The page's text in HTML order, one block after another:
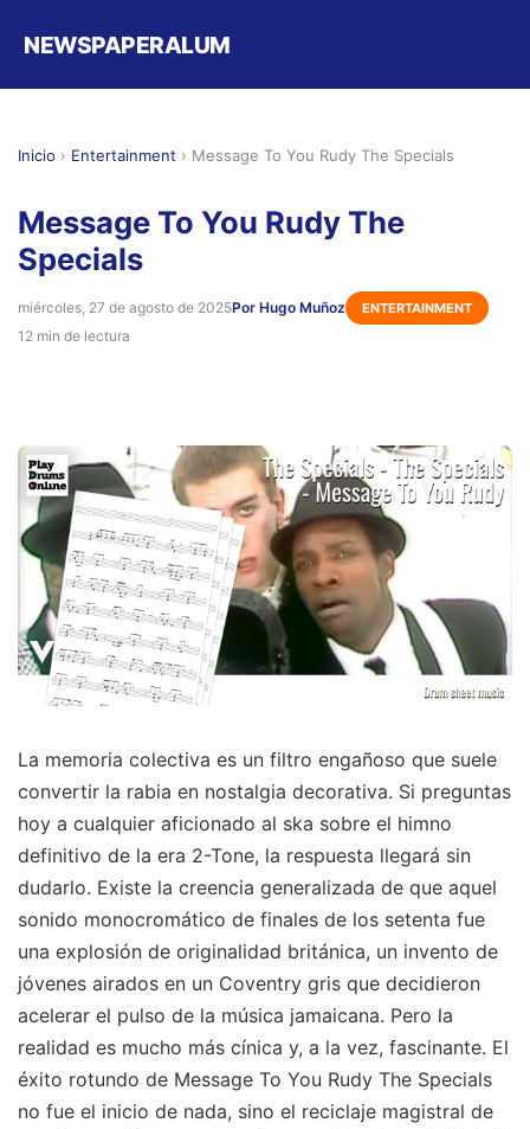
NEWSPAPERALUM
Inicio › Entertainment › Message To You Rudy The Specials
Message To You Rudy The
Specials
miércoles, 27 de agosto de 2025Por Hugo Muñoz ENTERTAINMENT
12 min de lectura
La memoria colectiva es un filtro engañoso que suele
convertir la rabia en nostalgia decorativa. Si preguntas
hoy a cualquier aficionado al ska sobre el himno
definitivo de la era 2-Tone, la respuesta llegará sin
dudarlo. Existe la creencia generalizada de que aquel
sonido monocromático de finales de los setenta fue
una explosión de originalidad británica, un invento de
jóvenes airados en un Coventry gris que decidieron
acelerar el pulso de la música jamaicana. Pero la
realidad es mucho más cínica y, a la vez, fascinante. El
éxito rotundo de Message To You Rudy The Specials
no fue el inicio de nada, sino el reciclaje magistral de